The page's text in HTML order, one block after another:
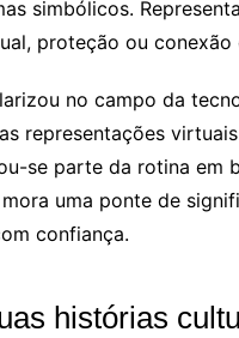
simbólicos.
proteção ou conexão
no campo da
representações
se parte da rotina em
uma ponte de
confiança.
histórias